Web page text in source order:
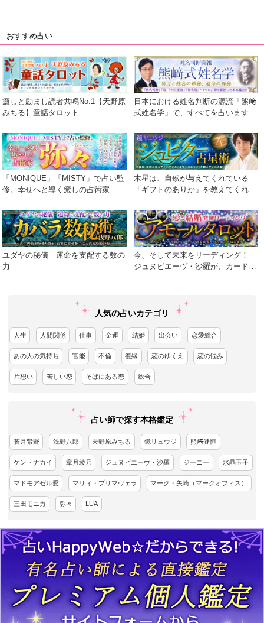
おすすめ占い
癒しと励まし読者共鳴No.1【天野原
みちる】童話タロット
日本における姓名判断の源流「熊﨑
式姓名学」で、すべてを占います
「MONIQUE」「MISTY」で占い監
修。幸せへと導く癒しの占術家
木星は、自然が与えてくれている
「ギフトのありか」を教えてくれる
ユダヤの秘儀 運命を支配する数の
力
今、そして未来をリーディング！
ジュヌビエーヴ・沙羅が、カードが
人気の占いカテゴリ
人生 人間関係 仕事 金運 結婚 出会い 恋愛総合
あの人の気持ち 官能 不倫 復縁 恋のゆくえ 恋の悩み
片想い 苦しい恋 そばにある恋 総合
占い師で探す本格鑑定
蒼月紫野 浅野八郎 天野原みちる 鏡リュウジ 熊﨑健恒
ケントナカイ 章月綾乃 ジュヌビエーヴ・沙羅 ジーニー 水晶玉子
マドモアゼル愛 マリィ・プリマヴェラ マーク・矢崎（マークオフィス）
三田モニカ 弥々 LUA